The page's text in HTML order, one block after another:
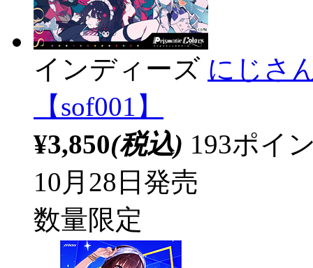
インディーズ にじさ
【sof001】
¥3,850(税込) 193ポイ
10月28日発売
数量限定